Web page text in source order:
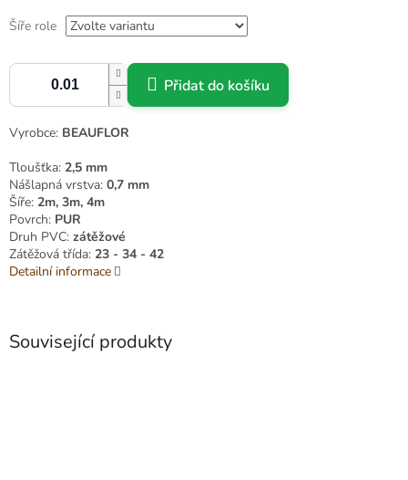
Šíře role
Přidat do košíku
Vyrobce: BEAUFLOR
Tloušťka: 2,5 mm
Nášlapná vrstva: 0,7 mm
Šíře: 2m, 3m, 4m
Povrch: PUR
Druh PVC: zátěžové
Zátěžová třída: 23 - 34 - 42
Detailní informace
Související produkty